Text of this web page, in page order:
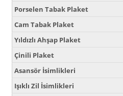
Porselen Tabak Plaket
Cam Tabak Plaket
Yıldızlı Ahşap Plaket
Çinili Plaket
Asansör İsimlikleri
Işıklı Zil İsimlikleri